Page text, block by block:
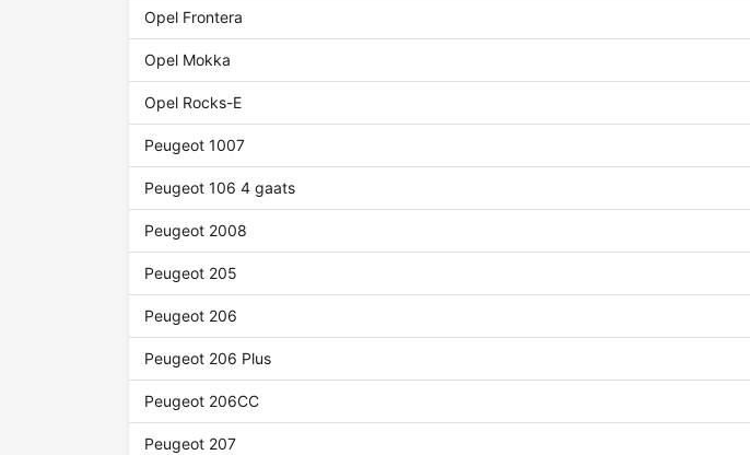
Opel Frontera
Opel Mokka
Opel Rocks-E
Peugeot 1007
Peugeot 106 4 gaats
Peugeot 2008
Peugeot 205
Peugeot 206
Peugeot 206 Plus
Peugeot 206CC
Peugeot 207